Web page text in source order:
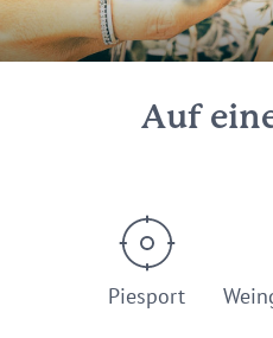
Auf
Piesport